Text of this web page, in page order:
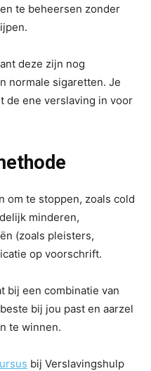
te beheersen zonder
deze zijn nog
normale sigaretten. Je
de ene verslaving in voor
om te stoppen, zoals cold
minderen,
(zoals pleisters,
op voorschrift.
bij een combinatie van
bij jou past en aarzel
te winnen.
bij Verslavingshulp